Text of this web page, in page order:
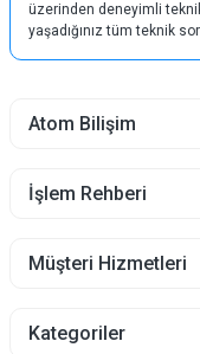
üzerinden deneyimli
yaşadığınız tüm teknik
Atom Bilişim
İşlem Rehberi
Müşteri Hizmetleri
Kategoriler